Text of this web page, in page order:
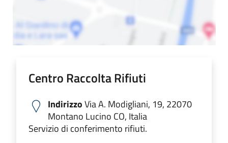
Centro Raccolta Rifiuti
IndirizzoVia A. Modigliani, 19, 22070
Montano Lucino CO, Italia
Servizio di conferimento rifiuti.